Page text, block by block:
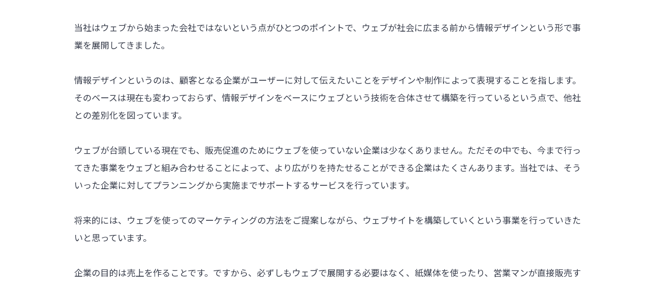
当社はウェブから始まった会社ではないという点がひとつのポイントで、ウェブが社会に広まる前から情報デザインという形で事
業を展開してきました。
情報デザインというのは、顧客となる企業がユーザーに対して伝えたいことをデザインや制作によって表現することを指します。
そのベースは現在も変わっておらず、情報デザインをベースにウェブという技術を合体させて構築を行っているという点で、他社
との差別化を図っています。
ウェブが台頭している現在でも、販売促進のためにウェブを使っていない企業は少なくありません。ただその中でも、今まで行っ
てきた事業をウェブと組み合わせることによって、より広がりを持たせることができる企業はたくさんあります。当社では、そう
いった企業に対してプランニングから実施までサポートするサービスを行っています。
将来的には、ウェブを使ってのマーケティングの方法をご提案しながら、ウェブサイトを構築していくという事業を行っていきた
いと思っています。
企業の目的は売上を作ることです。ですから、必ずしもウェブで展開する必要はなく、紙媒体を使ったり、営業マンが直接販売す